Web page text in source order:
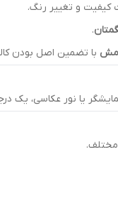
کیفیت و تغییر رنگ.
.
با تضمین اصل بودن
یا نور عکاسی، یک